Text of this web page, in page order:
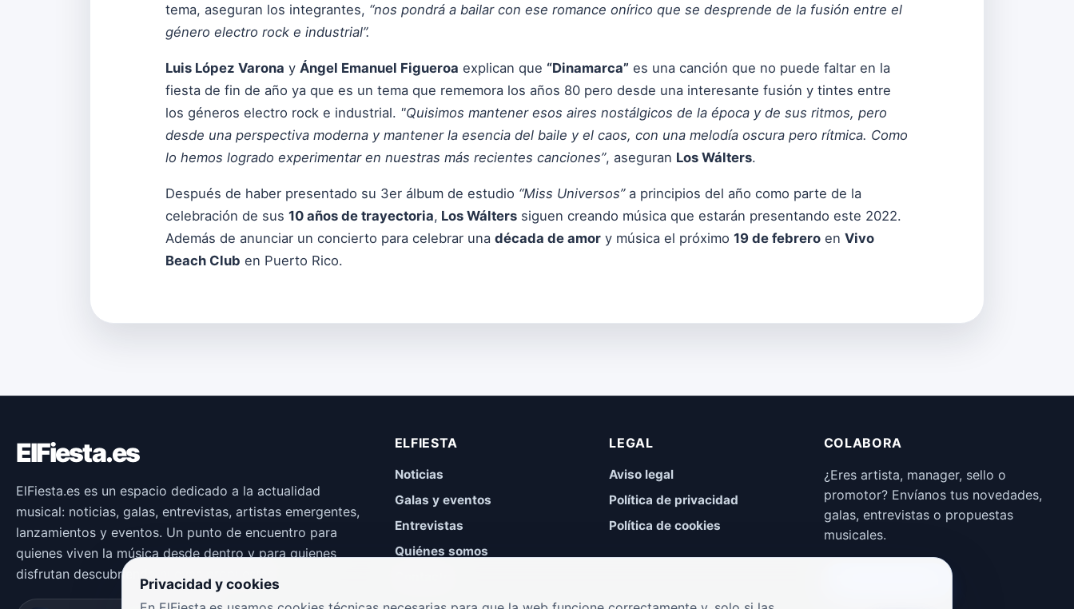
tema, aseguran los integrantes, “nos pondrá a bailar con ese romance onírico que se desprende de la fusión entre el
género electro rock e industrial”.
Luis López Varona y Ángel Emanuel Figueroa explican que “Dinamarca” es una canción que no puede faltar en la
fiesta de fin de año ya que es un tema que rememora los años 80 pero desde una interesante fusión y tintes entre
los géneros electro rock e industrial. "Quisimos mantener esos aires nostálgicos de la época y de sus ritmos, pero
desde una perspectiva moderna y mantener la esencia del baile y el caos, con una melodía oscura pero rítmica. Como
lo hemos logrado experimentar en nuestras más recientes canciones”, aseguran Los Wálters.
Después de haber presentado su 3er álbum de estudio “Miss Universos” a principios del año como parte de la
celebración de sus 10 años de trayectoria, Los Wálters siguen creando música que estarán presentando este 2022.
Además de anunciar un concierto para celebrar una década de amor y música el próximo 19 de febrero en Vivo
Beach Club en Puerto Rico.
ElFiesta.es
ElFiesta.es es un espacio dedicado a la actualidad
musical: noticias, galas, entrevistas, artistas emergentes,
lanzamientos y eventos. Un punto de encuentro para
quienes viven la música desde dentro y para quienes
disfrutan descubriendo nuevas propuestas.
ELFIESTA
Noticias
Galas y eventos
Entrevistas
Quiénes somos
LEGAL
Aviso legal
Política de privacidad
Política de cookies
COLABORA
¿Eres artista, manager, sello o
promotor? Envíanos tus novedades,
galas, entrevistas o propuestas
musicales.
Privacidad y cookies